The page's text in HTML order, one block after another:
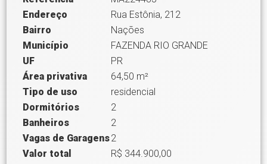
Endereço
Rua Estônia, 212
Bairro
Nações
Município
FAZENDA RIO GRANDE
UF
PR
Área privativa
64,50 m²
Tipo de uso
residencial
Dormitórios
2
Banheiros
2
Vagas de Garagens2
Valor total
R$ 344.900,00